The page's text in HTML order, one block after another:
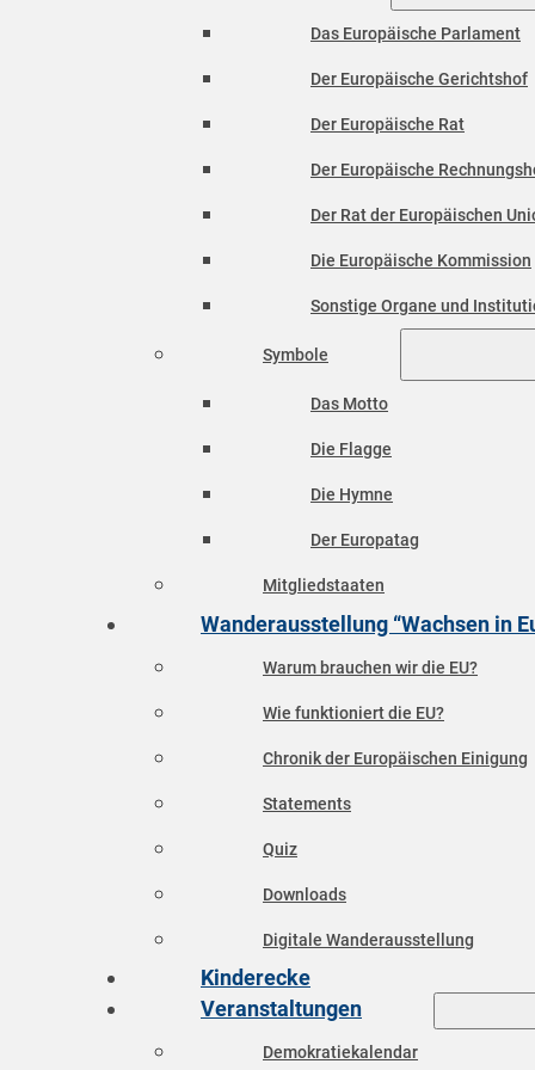
Das Europäische Parlament
Der Europäische Gerichtshof
Der Europäische Rat
Der Europäische
Der Rat der Europäischen
Die Europäische Kommission
Sonstige Organe und
Symbole
Das Motto
Die Flagge
Die Hymne
Der Europatag
Mitgliedstaaten
Wanderausstellung “Wachsen in
Warum brauchen wir die EU?
Wie funktioniert die EU?
Chronik der Europäischen Einigung
Statements
Quiz
Downloads
Digitale Wanderausstellung
Kinderecke
Veranstaltungen
Demokratiekalendar